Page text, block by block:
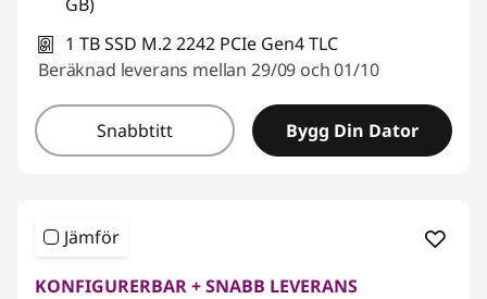
1 TB SSD M.2 2242 PCIe Gen4 TLC
Beräknad leverans mellan 29/09 och 01/10
Snabbtitt Bygg Din Dator
Jämför
KONFIGURERBAR + SNABB LEVERANS